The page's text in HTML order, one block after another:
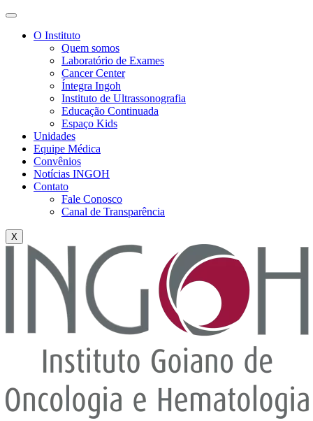
O Instituto
Quem somos
Laboratório de Exames
Cancer Center
Íntegra Ingoh
Instituto de Ultrassonografia
Educação Continuada
Espaço Kids
Unidades
Equipe Médica
Convênios
Notícias INGOH
Contato
Fale Conosco
Canal de Transparência
X